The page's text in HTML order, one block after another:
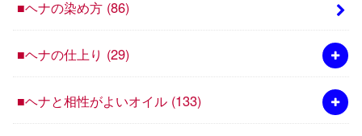
■ヘナの染め方 (86)
■ヘナの仕上り (29)
■ヘナと相性がよいオイル (133)